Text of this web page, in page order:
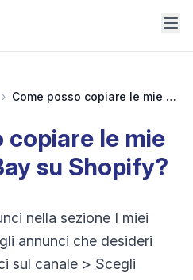
› Come posso copiare le mie inserzioni eBay su Shopify?
copiare le mie
su Shopify?
nella sezione I miei
annunci che desideri
sul canale > Scegli